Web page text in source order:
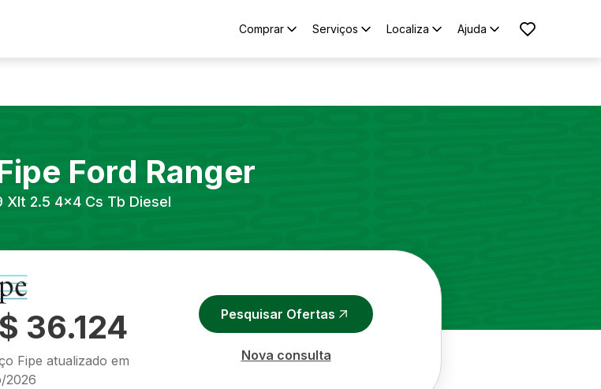
Comprar Serviços Localiza Ajuda
Ford Ranger
Xlt 2.5 4x4 Cs Tb Diesel
36.124
Fipe atualizado em
2026
Pesquisar Ofertas
Nova consulta